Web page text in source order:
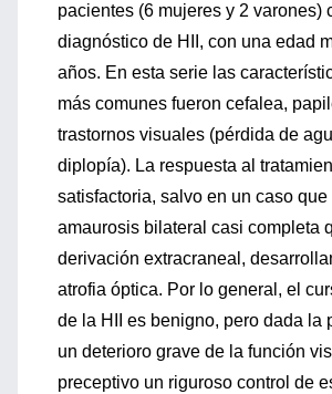
pacientes (6 mujeres y 2 varones)
diagnóstico de HII, con una edad
años. En esta serie las
más comunes fueron cefalea,
trastornos visuales (pérdida de
diplopía). La respuesta al
satisfactoria, salvo en un caso que
amaurosis bilateral casi completa
derivación extracraneal,
atrofia óptica. Por lo general, el
de la HII es benigno, pero dada la
un deterioro grave de la función
preceptivo un riguroso control de